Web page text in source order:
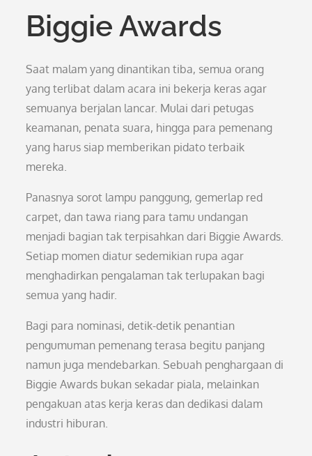
Biggie Awards
Saat malam yang dinantikan tiba, semua orang
yang terlibat dalam acara ini bekerja keras agar
semuanya berjalan lancar. Mulai dari petugas
keamanan, penata suara, hingga para pemenang
yang harus siap memberikan pidato terbaik
mereka.
Panasnya sorot lampu panggung, gemerlap red
carpet, dan tawa riang para tamu undangan
menjadi bagian tak terpisahkan dari Biggie Awards.
Setiap momen diatur sedemikian rupa agar
menghadirkan pengalaman tak terlupakan bagi
semua yang hadir.
Bagi para nominasi, detik-detik penantian
pengumuman pemenang terasa begitu panjang
namun juga mendebarkan. Sebuah penghargaan di
Biggie Awards bukan sekadar piala, melainkan
pengakuan atas kerja keras dan dedikasi dalam
industri hiburan.